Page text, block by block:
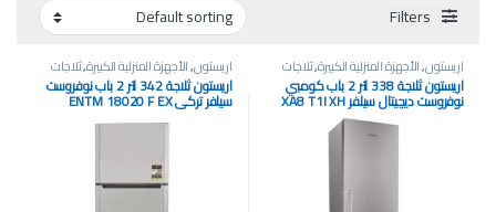
Filters
اريستون,الأجهزة المنزلية الكبيرة,ثلاجات
اريستون ثلاجة 338 لتر 2 باب كومبي
نوفروست ديچيتال سيلفر XA8 T1I XH
اريستون,الأجهزة المنزلية الكبيرة,ثلاجات
اريستون ثلاجة 342 لتر 2 باب نوفروست
سيلفر تركي ENTM 18020 F EX